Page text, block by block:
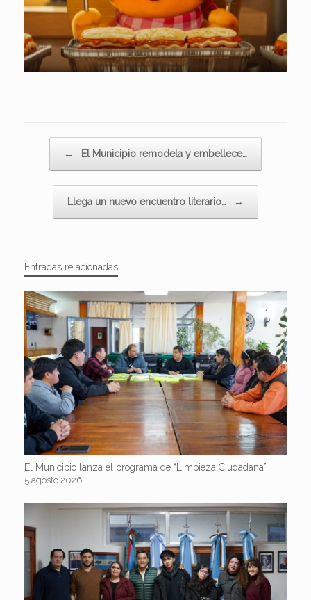
← El Municipio remodela y embellece…
Llega un nuevo encuentro literario… →
Entradas relacionadas
El Municipio lanza el programa de “Limpieza Ciudadana”
5 agosto 2026